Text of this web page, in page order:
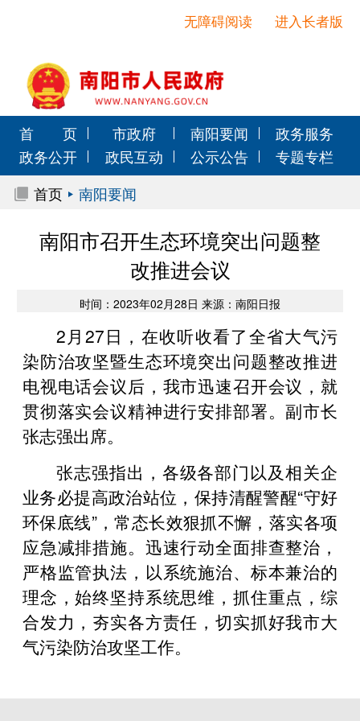
进入长者版
无障碍阅读
首 页 市政府 南阳要闻
政务服务
政务公开
政民互动 公示公告
专题专栏
首页
南阳要闻
南阳市召开生态环境突出问题整
改推进会议
时间：2023年02月28日 来源：南阳日报
2月27日，在收听收看了全省大气污
染防治攻坚暨生态环境突出问题整改推进
电视电话会议后，我市迅速召开会议，就
贯彻落实会议精神进行安排部署。副市长
张志强出席。
张志强指出，各级各部门以及相关企
业务必提高政治站位，保持清醒警醒“守好
环保底线”，常态长效狠抓不懈，落实各项
应急减排措施。迅速行动全面排查整治，
严格监管执法，以系统施治、标本兼治的
理念，始终坚持系统思维，抓住重点，综
合发力，夯实各方责任，切实抓好我市大
气污染防治攻坚工作。